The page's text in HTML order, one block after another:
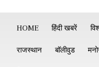
HOME हिंदी खबरें
राजस्थान बॉलीवुड